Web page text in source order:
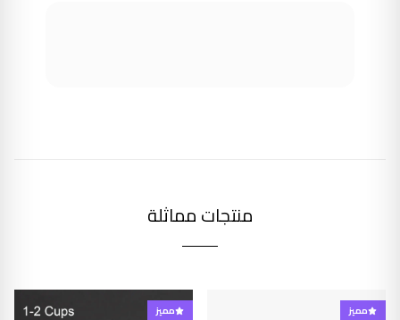
منتجات مماثلة
مميز مميز